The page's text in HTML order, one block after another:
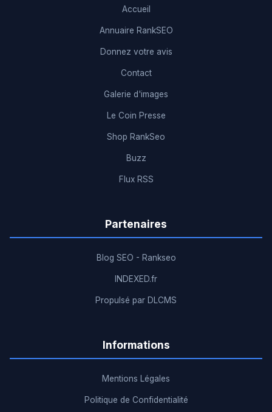
Accueil
Annuaire RankSEO
Donnez votre avis
Contact
Galerie d'images
Le Coin Presse
Shop RankSeo
Buzz
Flux RSS
Partenaires
Blog SEO - Rankseo
INDEXED.fr
Propulsé par DLCMS
Informations
Mentions Légales
Politique de Confidentialité